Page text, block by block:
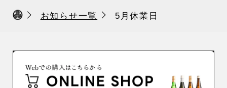
お知らせ一覧 5月休業日